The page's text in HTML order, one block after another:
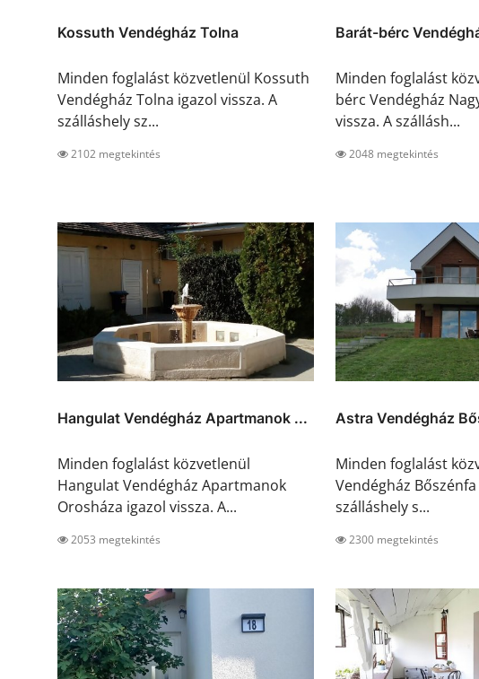
Kossuth Vendégház Tolna
Minden foglalást közvetlenül Kossuth
Vendégház Tolna igazol vissza. A
szálláshely sz...
2102 megtekintés
Barát-bérc
Minden foglalást
bérc Vendégház
vissza. A szállásh...
2048 megtekintés
Hangulat Vendégház Apartmanok ...
Minden foglalást közvetlenül
Hangulat Vendégház Apartmanok
Orosháza igazol vissza. A...
2053 megtekintés
Astra Vendégház
Minden foglalást
Vendégház
szálláshely s...
2300 megtekintés